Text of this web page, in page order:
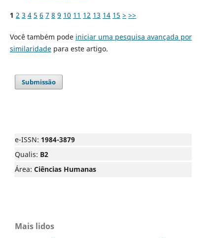
1 2 3 4 5 6 7 8 9 10 11 12 13 14 15 > >>
Você também pode iniciar uma pesquisa avançada por
similaridadepara este artigo.
Submissão
e-ISSN: 1984-3879
Qualis: B2
Área: Ciências Humanas
Mais lidos